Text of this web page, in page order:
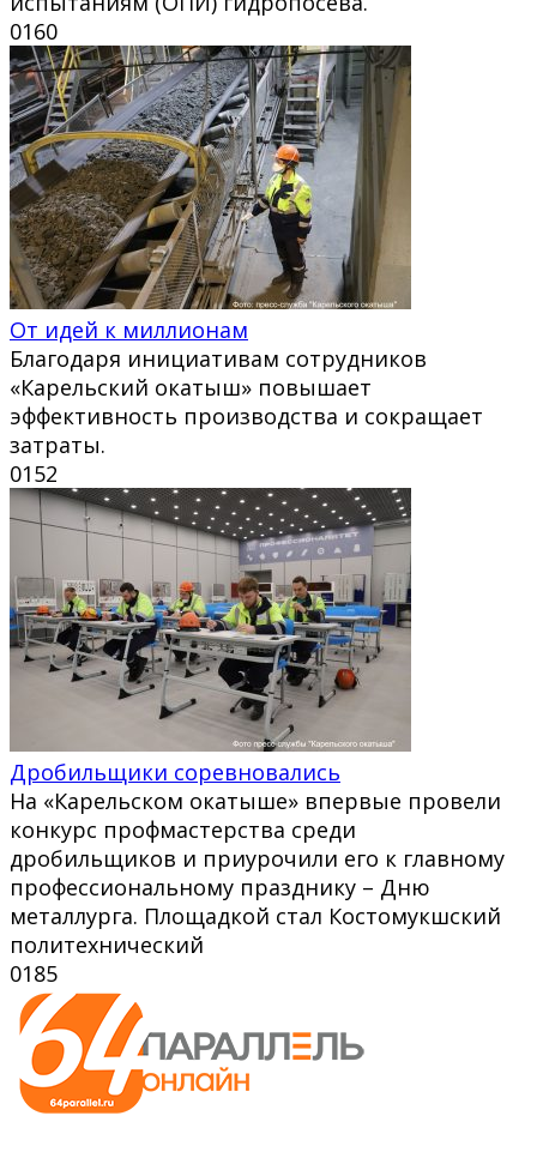
0160
От идей к миллионам
Благодаря инициативам сотрудников
«Карельский окатыш» повышает
эффективность производства и сокращает
затраты.
0152
Дробильщики соревновались
На «Карельском окатыше» впервые провели
конкурс профмастерства среди
дробильщиков и приурочили его к главному
профессиональному празднику – Дню
металлурга. Площадкой стал Костомукшский
политехнический
0185